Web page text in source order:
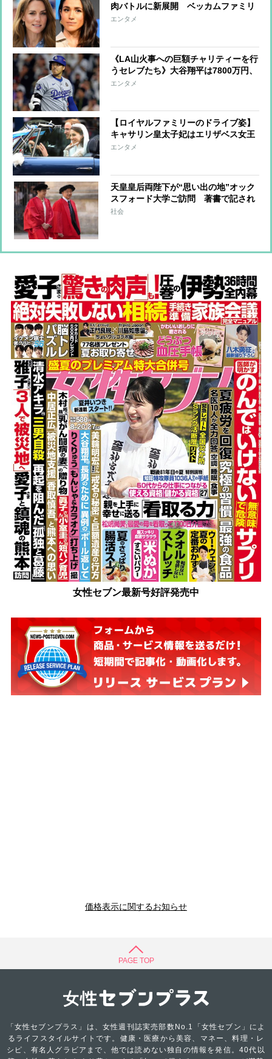
肉バトルに新展開 ベッカムファミリ
ーの嫁姑問題に接近し、“代理戦争”に
エンタメ
《LA山火事への巨額チャリティーを行
うセレブたち》大谷翔平は7800万円、
ビヨンセは3億9000万円寄付、レディ
エンタメ
【ロイヤルファミリーのドライブ姿】
キャサリン皇太子妃はエリザベス女王
とも縁のあるレンジローバーを運転、
エンタメ
天皇皇后両陛下が“思い出の地”オック
スフォード大学ご訪問 著書で記され
ていた、雅子さまとともに「イギリス
社会
女性セブン最新号好評発売中
価格表示に関するお知らせ
PAGE TOP
「女性セブンプラス」は、女性週刊誌実売部数No.1「女性セブン」によ
るライフスタイルサイトです。健康・医療から美容、マネー、料理・レ
シピ、有名人グラビアまで、他では読めない独自の情報を発信。40代以